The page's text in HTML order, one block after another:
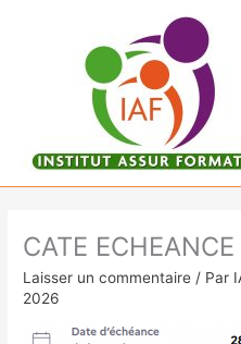
CATE ECHEANCE
Laisser un commentaire / Par
2026